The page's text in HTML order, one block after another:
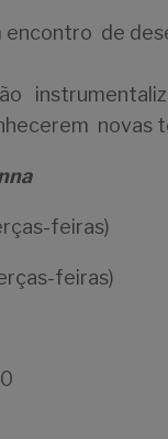
de
novas
feiras)
feiras)